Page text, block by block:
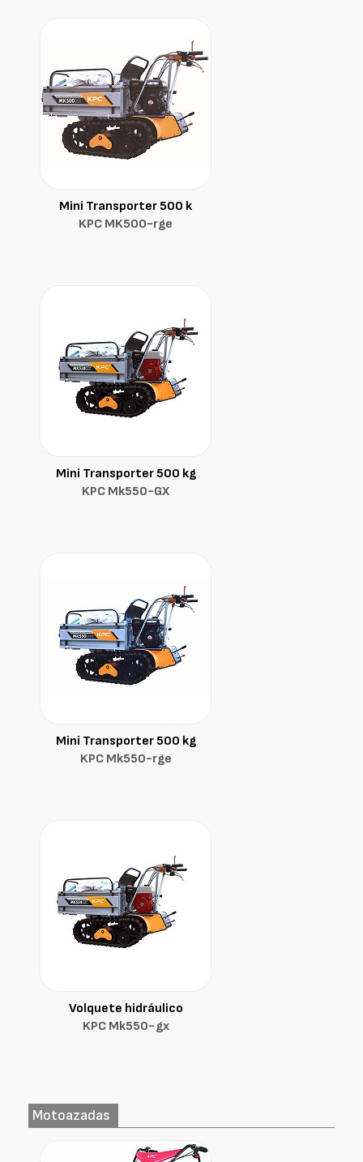
Mini Transporter 500 k
KPC MK500-rge
Mini Transporter 500 kg
KPC Mk550-GX
Mini Transporter 500 kg
KPC Mk550-rge
Volquete hidráulico
KPC Mk550-gx
Motoazadas